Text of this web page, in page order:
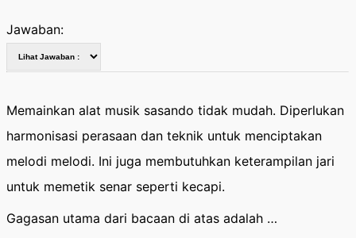
Jawaban:
Memainkan alat musik sasando tidak mudah. Diperlukan
harmonisasi perasaan dan teknik untuk menciptakan
melodi melodi. Ini juga membutuhkan keterampilan jari
untuk memetik senar seperti kecapi.
Gagasan utama dari bacaan di atas adalah …